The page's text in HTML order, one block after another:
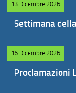
13 Dicembre 2026
Settimana
16 Dicembre 2026
Proclamazioni